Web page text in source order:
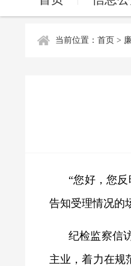
当前位置： 首页 >
“您好，您
告知受理情况的
纪检监察信
主业，着力在规